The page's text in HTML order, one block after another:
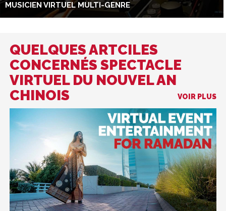
MUSICIEN VIRTUEL MULTI-GENRE
QUELQUES ARTCILES
CONCERNÉS SPECTACLE
VIRTUEL DU NOUVEL AN
CHINOIS
VOIR PLUS